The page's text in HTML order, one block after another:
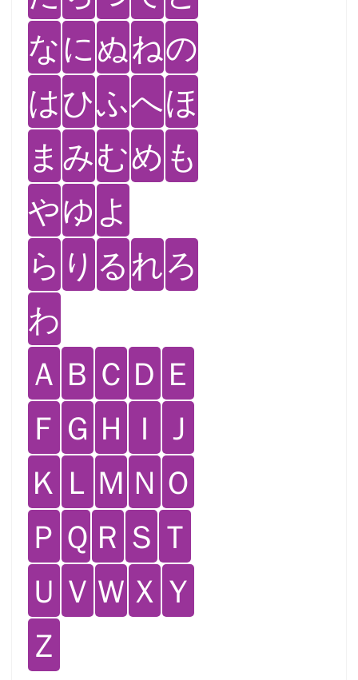
なにぬねの
はひふへほ
ま みむめ も
やゆ よ
ら り るれろ
わ
Ａ Ｂ Ｃ Ｄ Ｅ
Ｆ Ｇ Ｈ Ｉ Ｊ
Ｋ Ｌ Ｍ Ｎ Ｏ
Ｐ Ｑ Ｒ Ｓ Ｔ
Ｕ Ｖ Ｗ Ｘ Ｙ
Ｚ